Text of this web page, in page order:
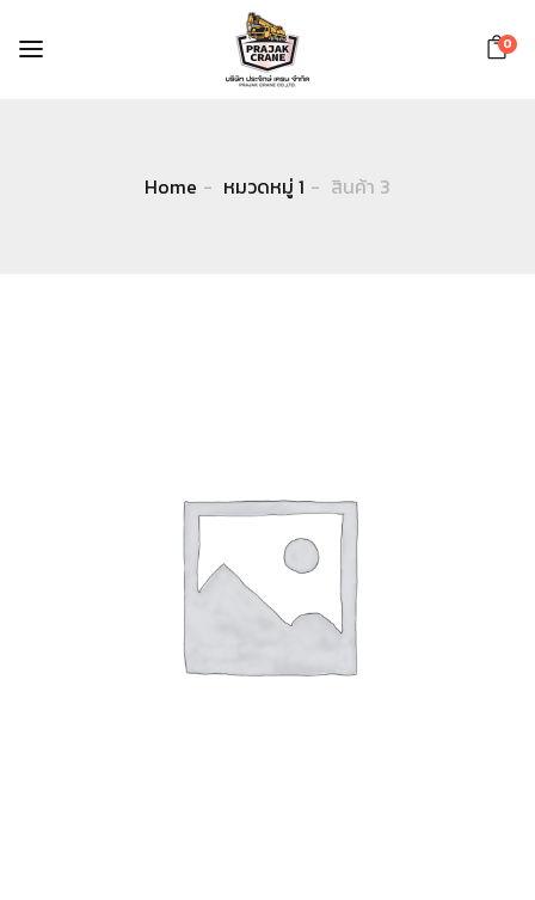
0
Home หมวดหมู่ 1 สินค้า 3